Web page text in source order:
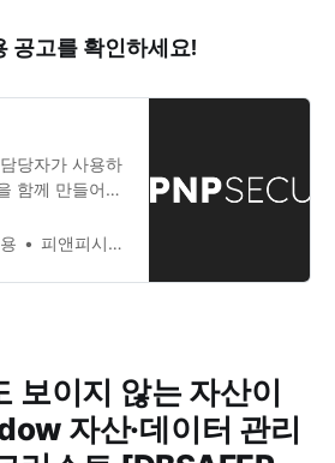
공고를 확인하세요!
당자가 사용하
함께 만들어갈
피앤피시큐어
보이지 않는 자산이
자산·데이터 관리